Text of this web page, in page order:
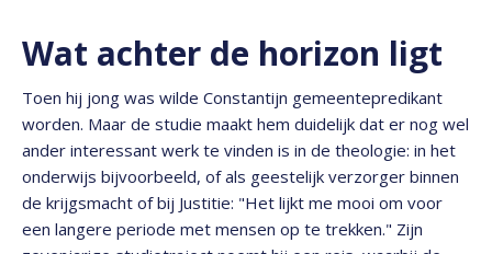
Wat achter de horizon ligt
Toen hij jong was wilde Constantijn gemeentepredikant
worden. Maar de studie maakt hem duidelijk dat er nog wel
ander interessant werk te vinden is in de theologie: in het
onderwijs bijvoorbeeld, of als geestelijk verzorger binnen
de krijgsmacht of bij Justitie: "Het lijkt me mooi om voor
een langere periode met mensen op te trekken." Zijn